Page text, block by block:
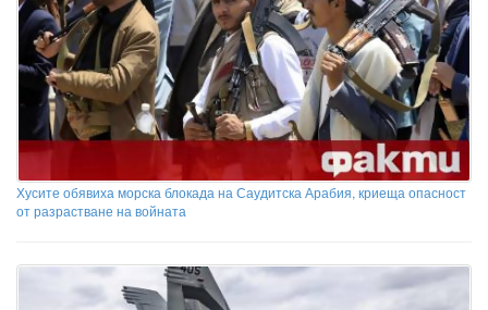
Хусите обявиха морска блокада на Саудитска Арабия, криеща опасност
от разрастване на войната